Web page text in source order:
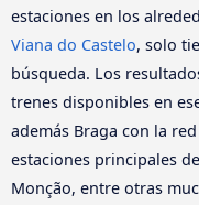
estaciones en los
Viana do Castelo, solo
búsqueda. Los
trenes disponibles en
además Braga con la
estaciones principales
Monção, entre otras